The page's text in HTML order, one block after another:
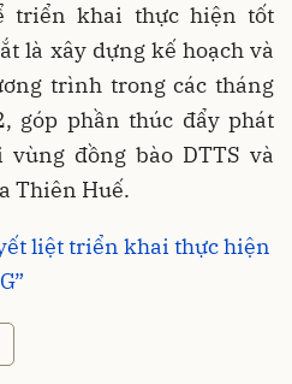
triển khai thực hiện tốt
là xây dựng kế hoạch và
trình trong các tháng
góp phần thúc đẩy phát
đồng bào DTTS và
Thiên Huế.
liệt triển khai thực hiện